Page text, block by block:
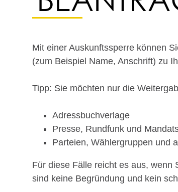
Mit einer Auskunftssperre können
(zum Beispiel Name, Anschrift) zu
Tipp: Sie möchten nur die
Adressbuchverlage
Presse, Rundfunk und
Parteien, Wählergruppen und
Für diese Fälle reicht es aus, wenn
sind keine Begründung und kein